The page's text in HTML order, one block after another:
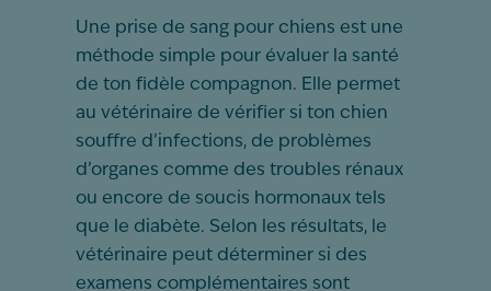
Une prise de sang pour chiens est une
méthode simple pour évaluer la santé
de ton fidèle compagnon. Elle permet
au vétérinaire de vérifier si ton chien
souffre d’infections, de problèmes
d’organes comme des troubles rénaux
ou encore de soucis hormonaux tels
que le diabète. Selon les résultats, le
vétérinaire peut déterminer si des
examens complémentaires sont